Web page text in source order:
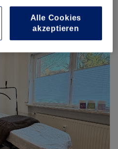
Geschlossen
10:00–19:00
10:00– 19:00
10:00
19:00
–
Geschlossen
Zeichen der Zeit – im
erleben in Frankfurt
Alle Cookies
akzeptieren